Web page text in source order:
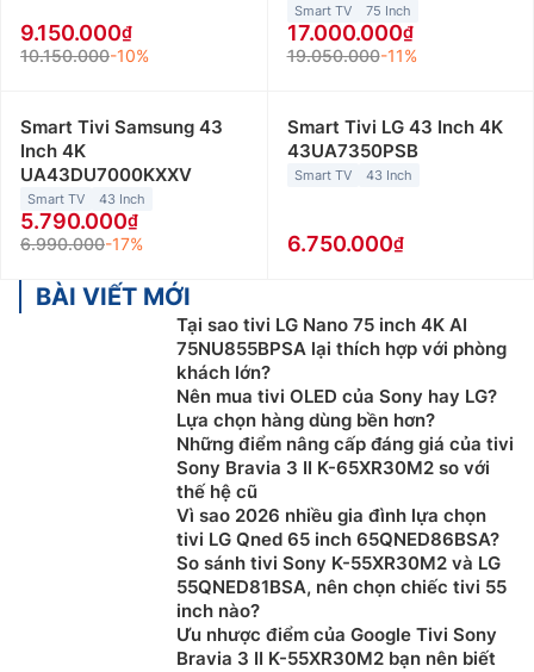
9.150.000
10.150.000-10%
Smart TV 75 Inch
17.000.000
19.050.000-11%
Smart Tivi Samsung 43
Inch 4K
UA43DU7000KXXV
Smart TV 43 Inch
5.790.000
6.990.000-17%
Smart Tivi LG 43 Inch 4K
43UA7350PSB
Smart TV 43 Inch
6.750.000
BÀI VIẾT MỚI
Tại sao tivi LG Nano 75 inch 4K AI
75NU855BPSA lại thích hợp với phòng
khách lớn?
Nên mua tivi OLED của Sony hay LG?
Lựa chọn hàng dùng bền hơn?
Những điểm nâng cấp đáng giá của tivi
Sony Bravia 3 II K-65XR30M2 so với
thế hệ cũ
Vì sao 2026 nhiều gia đình lựa chọn
tivi LG Qned 65 inch 65QNED86BSA?
So sánh tivi Sony K-55XR30M2 và LG
55QNED81BSA, nên chọn chiếc tivi 55
inch nào?
Ưu nhược điểm của Google Tivi Sony
Bravia 3 II K-55XR30M2 bạn nên biết